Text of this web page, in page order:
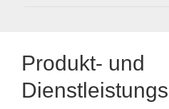
Produkt- und